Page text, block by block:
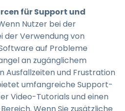
für Support und
Nutzer bei der
der Verwendung von
auf Probleme
an zugänglichem
Ausfallzeiten und Frustration
umfangreiche Support-
Video-Tutorials und einen
Wenn Sie zusätzliche